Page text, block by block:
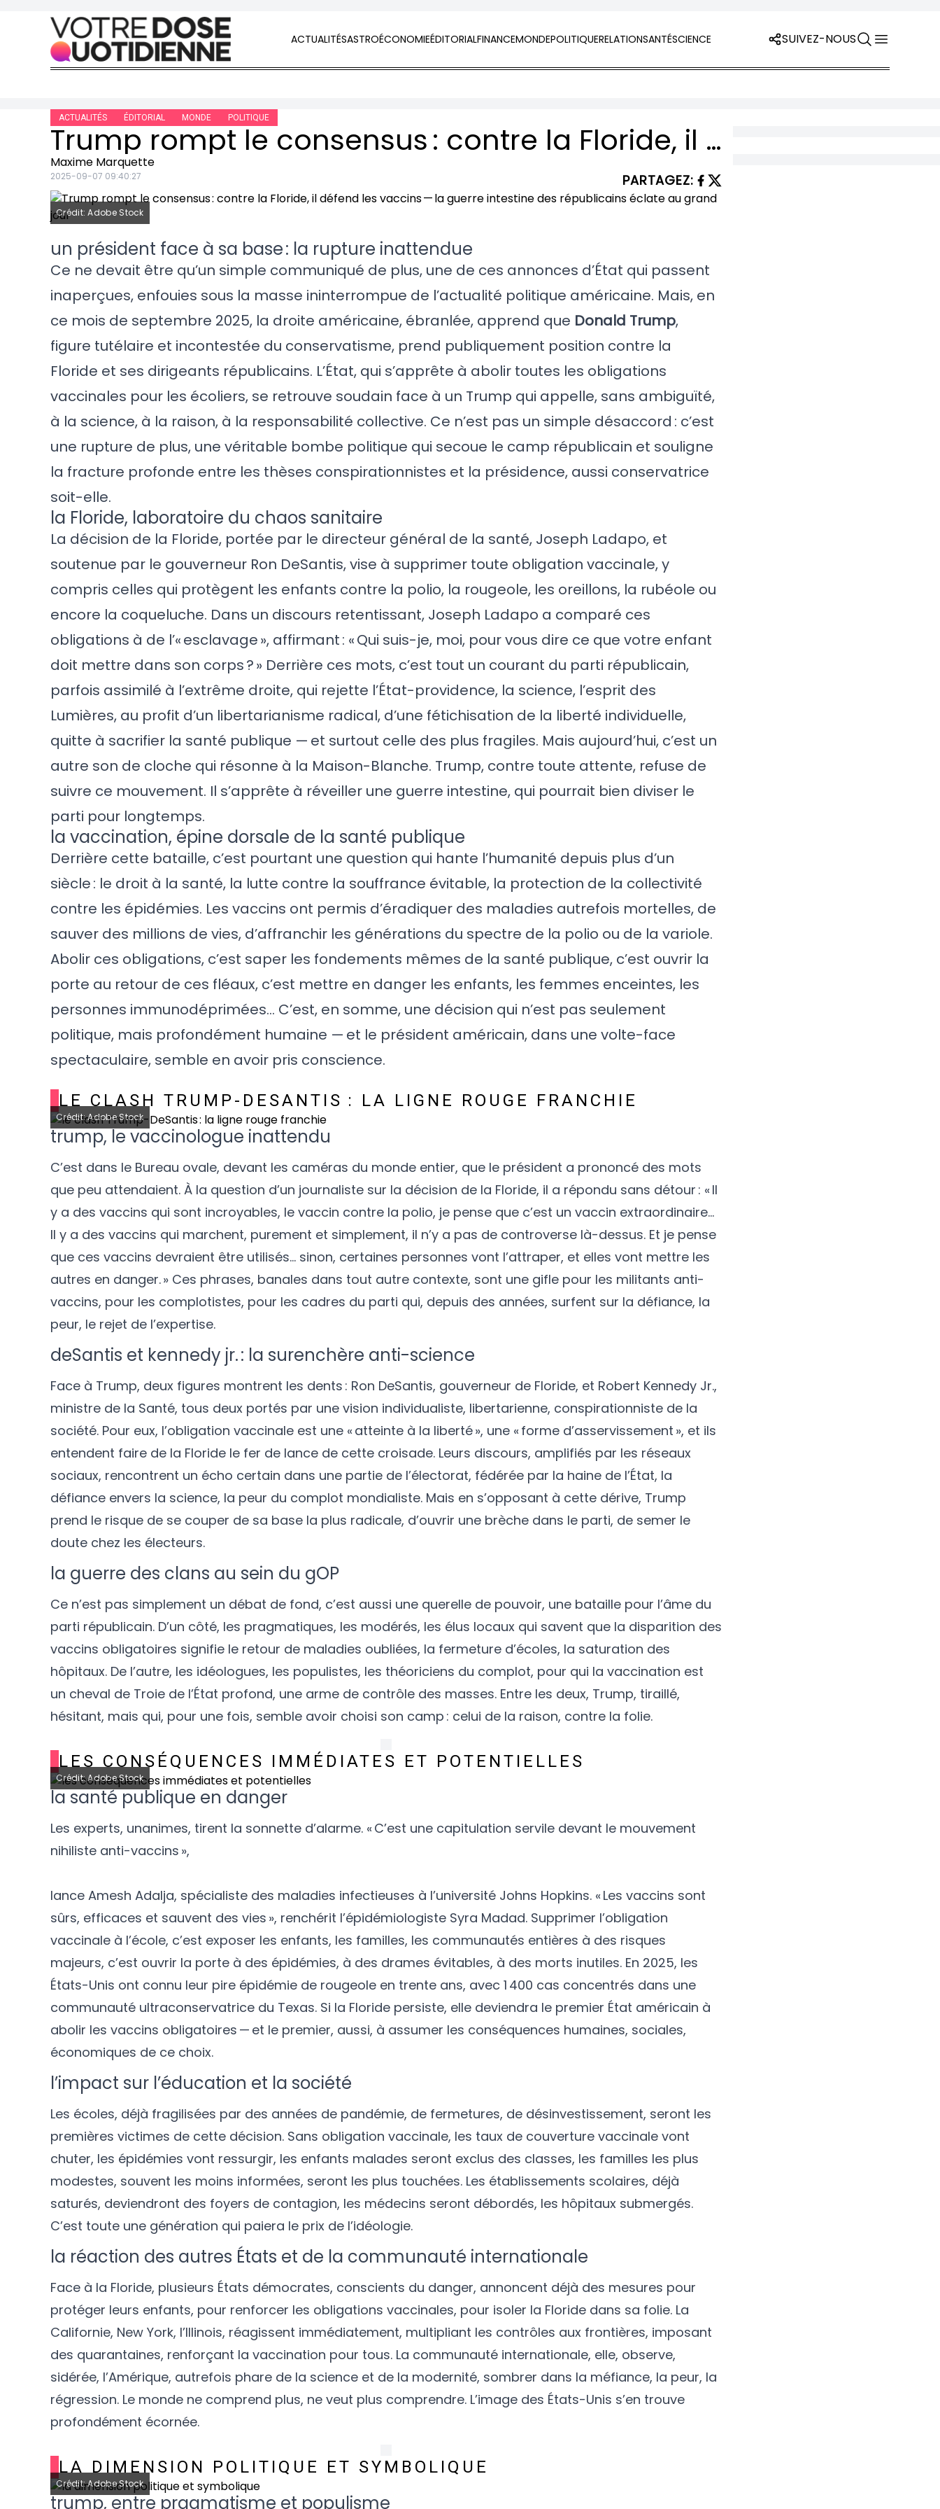
Skip to content
ACTUALITÉSASTROÉCONOMIEÉDITORIALFINANCEMONDEPOLITIQUERELATIONSANTÉSCIENCE SUIVEZ-NOUS
ACTUALITÉS ÉDITORIAL MONDE POLITIQUE
Trump rompt le consensus : contre la Floride, il défend les vaccins — la guerre intestine des républicains éclate au grand jour
Maxime Marquette
2025-09-07 09:40:27 PARTAGEZ:
Crédit: Adobe Stock
un président face à sa base : la rupture inattendue
Ce ne devait être qu’un simple communiqué de plus, une de ces annonces d’État qui passent
inaperçues, enfouies sous la masse ininterrompue de l’actualité politique américaine. Mais, en
ce mois de septembre 2025, la droite américaine, ébranlée, apprend que Donald Trump,
figure tutélaire et incontestée du conservatisme, prend publiquement position contre la
Floride et ses dirigeants républicains. L’État, qui s’apprête à abolir toutes les obligations
vaccinales pour les écoliers, se retrouve soudain face à un Trump qui appelle, sans ambiguïté,
à la science, à la raison, à la responsabilité collective. Ce n’est pas un simple désaccord : c’est
une rupture de plus, une véritable bombe politique qui secoue le camp républicain et souligne
la fracture profonde entre les thèses conspirationnistes et la présidence, aussi conservatrice
soit-elle.
la Floride, laboratoire du chaos sanitaire
La décision de la Floride, portée par le directeur général de la santé, Joseph Ladapo, et
soutenue par le gouverneur Ron DeSantis, vise à supprimer toute obligation vaccinale, y
compris celles qui protègent les enfants contre la polio, la rougeole, les oreillons, la rubéole ou
encore la coqueluche. Dans un discours retentissant, Joseph Ladapo a comparé ces
obligations à de l’« esclavage », affirmant : « Qui suis-je, moi, pour vous dire ce que votre enfant
doit mettre dans son corps ? » Derrière ces mots, c’est tout un courant du parti républicain,
parfois assimilé à l’extrême droite, qui rejette l’État-providence, la science, l’esprit des
Lumières, au profit d’un libertarianisme radical, d’une fétichisation de la liberté individuelle,
quitte à sacrifier la santé publique — et surtout celle des plus fragiles. Mais aujourd’hui, c’est un
autre son de cloche qui résonne à la Maison-Blanche. Trump, contre toute attente, refuse de
suivre ce mouvement. Il s’apprête à réveiller une guerre intestine, qui pourrait bien diviser le
parti pour longtemps.
la vaccination, épine dorsale de la santé publique
Derrière cette bataille, c’est pourtant une question qui hante l’humanité depuis plus d’un
siècle : le droit à la santé, la lutte contre la souffrance évitable, la protection de la collectivité
contre les épidémies. Les vaccins ont permis d’éradiquer des maladies autrefois mortelles, de
sauver des millions de vies, d’affranchir les générations du spectre de la polio ou de la variole.
Abolir ces obligations, c’est saper les fondements mêmes de la santé publique, c’est ouvrir la
porte au retour de ces fléaux, c’est mettre en danger les enfants, les femmes enceintes, les
personnes immunodéprimées… C’est, en somme, une décision qui n’est pas seulement
politique, mais profondément humaine — et le président américain, dans une volte-face
spectaculaire, semble en avoir pris conscience.
LE CLASH TRUMP-DESANTIS : LA LIGNE ROUGE FRANCHIE
Crédit: Adobe Stock
trump, le vaccinologue inattendu
C’est dans le Bureau ovale, devant les caméras du monde entier, que le président a prononcé des mots
que peu attendaient. À la question d’un journaliste sur la décision de la Floride, il a répondu sans détour : « Il
y a des vaccins qui sont incroyables, le vaccin contre la polio, je pense que c’est un vaccin extraordinaire…
Il y a des vaccins qui marchent, purement et simplement, il n’y a pas de controverse là-dessus. Et je pense
que ces vaccins devraient être utilisés… sinon, certaines personnes vont l’attraper, et elles vont mettre les
autres en danger. » Ces phrases, banales dans tout autre contexte, sont une gifle pour les militants anti-
vaccins, pour les complotistes, pour les cadres du parti qui, depuis des années, surfent sur la défiance, la
peur, le rejet de l’expertise.
deSantis et kennedy jr. : la surenchère anti-science
Face à Trump, deux figures montrent les dents : Ron DeSantis, gouverneur de Floride, et Robert Kennedy Jr.,
ministre de la Santé, tous deux portés par une vision individualiste, libertarienne, conspirationniste de la
société. Pour eux, l’obligation vaccinale est une « atteinte à la liberté », une « forme d’asservissement », et ils
entendent faire de la Floride le fer de lance de cette croisade. Leurs discours, amplifiés par les réseaux
sociaux, rencontrent un écho certain dans une partie de l’électorat, fédérée par la haine de l’État, la
défiance envers la science, la peur du complot mondialiste. Mais en s’opposant à cette dérive, Trump
prend le risque de se couper de sa base la plus radicale, d’ouvrir une brèche dans le parti, de semer le
doute chez les électeurs.
la guerre des clans au sein du gOP
Ce n’est pas simplement un débat de fond, c’est aussi une querelle de pouvoir, une bataille pour l’âme du
parti républicain. D’un côté, les pragmatiques, les modérés, les élus locaux qui savent que la disparition des
vaccins obligatoires signifie le retour de maladies oubliées, la fermeture d’écoles, la saturation des
hôpitaux. De l’autre, les idéologues, les populistes, les théoriciens du complot, pour qui la vaccination est
un cheval de Troie de l’État profond, une arme de contrôle des masses. Entre les deux, Trump, tiraillé,
hésitant, mais qui, pour une fois, semble avoir choisi son camp : celui de la raison, contre la folie.
LES CONSÉQUENCES IMMÉDIATES ET POTENTIELLES
Crédit: Adobe Stock
la santé publique en danger
Les experts, unanimes, tirent la sonnette d’alarme. « C’est une capitulation servile devant le mouvement
nihiliste anti-vaccins »,
lance Amesh Adalja, spécialiste des maladies infectieuses à l’université Johns Hopkins. « Les vaccins sont
sûrs, efficaces et sauvent des vies », renchérit l’épidémiologiste Syra Madad. Supprimer l’obligation
vaccinale à l’école, c’est exposer les enfants, les familles, les communautés entières à des risques
majeurs, c’est ouvrir la porte à des épidémies, à des drames évitables, à des morts inutiles. En 2025, les
États-Unis ont connu leur pire épidémie de rougeole en trente ans, avec 1 400 cas concentrés dans une
communauté ultraconservatrice du Texas. Si la Floride persiste, elle deviendra le premier État américain à
abolir les vaccins obligatoires — et le premier, aussi, à assumer les conséquences humaines, sociales,
économiques de ce choix.
l’impact sur l’éducation et la société
Les écoles, déjà fragilisées par des années de pandémie, de fermetures, de désinvestissement, seront les
premières victimes de cette décision. Sans obligation vaccinale, les taux de couverture vaccinale vont
chuter, les épidémies vont ressurgir, les enfants malades seront exclus des classes, les familles les plus
modestes, souvent les moins informées, seront les plus touchées. Les établissements scolaires, déjà
saturés, deviendront des foyers de contagion, les médecins seront débordés, les hôpitaux submergés.
C’est toute une génération qui paiera le prix de l’idéologie.
la réaction des autres États et de la communauté internationale
Face à la Floride, plusieurs États démocrates, conscients du danger, annoncent déjà des mesures pour
protéger leurs enfants, pour renforcer les obligations vaccinales, pour isoler la Floride dans sa folie. La
Californie, New York, l’Illinois, réagissent immédiatement, multipliant les contrôles aux frontières, imposant
des quarantaines, renforçant la vaccination pour tous. La communauté internationale, elle, observe,
sidérée, l’Amérique, autrefois phare de la science et de la modernité, sombrer dans la méfiance, la peur, la
régression. Le monde ne comprend plus, ne veut plus comprendre. L’image des États-Unis s’en trouve
profondément écornée.
LA DIMENSION POLITIQUE ET SYMBOLIQUE
Crédit: Adobe Stock
trump, entre pragmatisme et populisme